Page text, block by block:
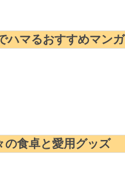
ハマるおすすめマンガ
の食卓と愛用グッズ